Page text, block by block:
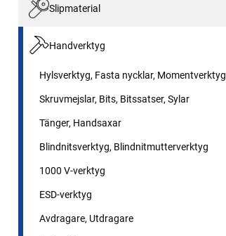
Slipmaterial
Handverktyg
Hylsverktyg, Fasta nycklar, Momentverktyg
Skruvmejslar, Bits, Bitssatser, Sylar
Tänger, Handsaxar
Blindnitsverktyg, Blindnitmutterverktyg
1000 V-verktyg
ESD-verktyg
Avdragare, Utdragare